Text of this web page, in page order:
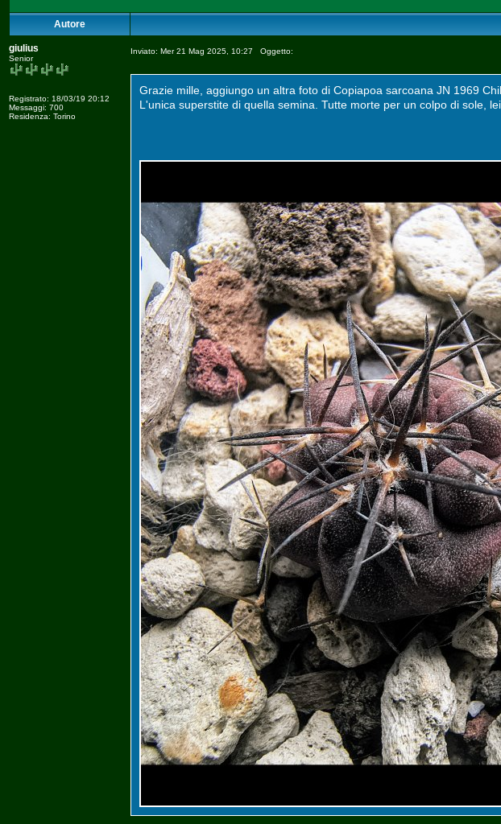
Autore
giulius
Senior
Registrato: 18/03/19 20:12
Messaggi: 700
Residenza: Torino
Inviato: Mer 21 Mag 2025, 10:27 Oggetto:
Grazie mille, aggiungo un altra foto di Copiapoa sarcoana JN 1969
L'unica superstite di quella semina. Tutte morte per un colpo di sole,